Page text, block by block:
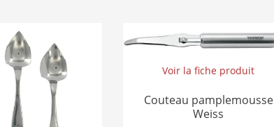
Voir la fiche produit
Couteau pamplemousse
Weiss